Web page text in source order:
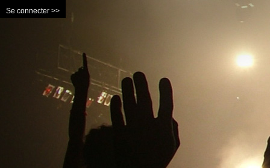
Se connecter >>